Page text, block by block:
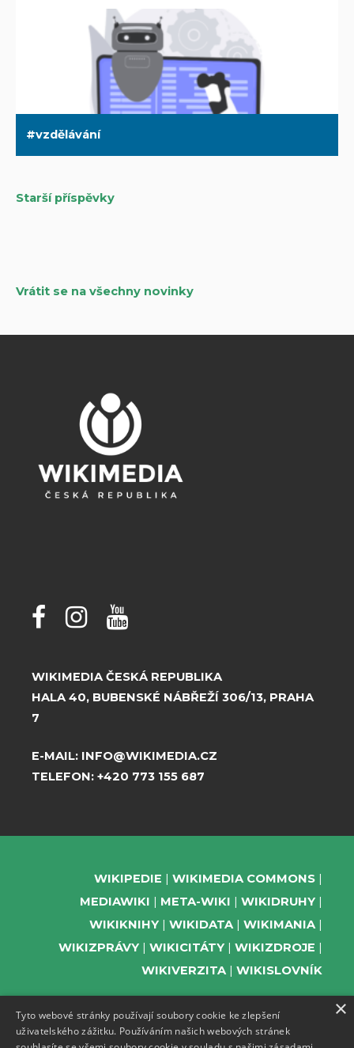
vzdělávání
Navigace
Starší příspěvky
Vrátit se na všechny novinky
WIKIMEDIA ČESKÁ REPUBLIKA
HALA 40, BUBENSKÉ NÁBŘEŽÍ 306/13, PRAHA
7
E-MAIL: INFO@WIKIMEDIA.CZ
TELEFON: +420 773 155 687
WIKIPEDIE
WIKIMEDIA COMMONS
MEDIAWIKI
META-WIKI
WIKIDRUHY
WIKIKNIHY
WIKIDATA
WIKIMANIA
WIKIZPRÁVY
WIKICITÁTY
WIKIZDROJE
WIKIVERZITA
WIKISLOVNÍK
PODPOŘTE NÁS
×
Tyto webové stránky používají soubory cookie ke zlepšení
uživatelského zážitku. Používáním našich webových stránek